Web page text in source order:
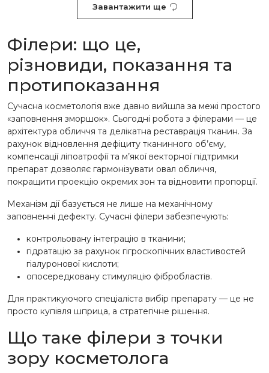
Завантажити ще
Філери: що це,
різновиди, показання та
протипоказання
Сучасна косметологія вже давно вийшла за межі простого
«заповнення зморшок». Сьогодні робота з філерами — це
архітектура обличчя та делікатна реставрація тканин. За
рахунок відновлення дефіциту тканинного об’єму,
компенсації ліпоатрофії та м’якої векторної підтримки
препарат дозволяє гармонізувати овал обличчя,
покращити проекцію окремих зон та відновити пропорції.
Механізм дії базується не лише на механічному
заповненні дефекту. Сучасні філери забезпечують:
контрольовану інтеграцію в тканини;
гідратацію за рахунок гігроскопічних властивостей
гіалуронової кислоти;
опосередковану стимуляцію фібробластів.
Для практикуючого спеціаліста вибір препарату — це не
просто купівля шприца, а стратегічне рішення.
Що таке філери з точки
зору косметолога